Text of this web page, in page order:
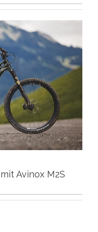
Avinox M2S